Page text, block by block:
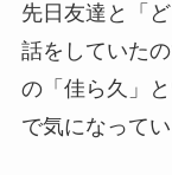
先日友達と「
話をしていた
の「佳ら久」
で気になってい